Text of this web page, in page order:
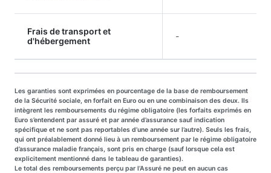
Frais de transport et
d'hébergement
-
Les garanties sont exprimées en pourcentage de la base de remboursement
de la Sécurité sociale, en forfait en Euro ou en une combinaison des deux. Ils
intègrent les remboursements du régime obligatoire (les forfaits exprimés en
Euro s’entendent par assuré et par année d’assurance sauf indication
spécifique et ne sont pas reportables d’une année sur l’autre). Seuls les frais,
qui ont préalablement donné lieu à un remboursement par le régime obligatoire
d’assurance maladie français, sont pris en charge (sauf lorsque cela est
explicitement mentionné dans le tableau de garanties).
Le total des remboursements perçu par l’Assuré ne peut en aucun cas